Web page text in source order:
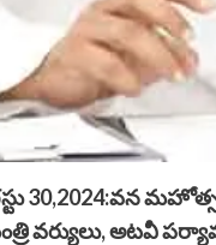
వర్యులు, అటవీ